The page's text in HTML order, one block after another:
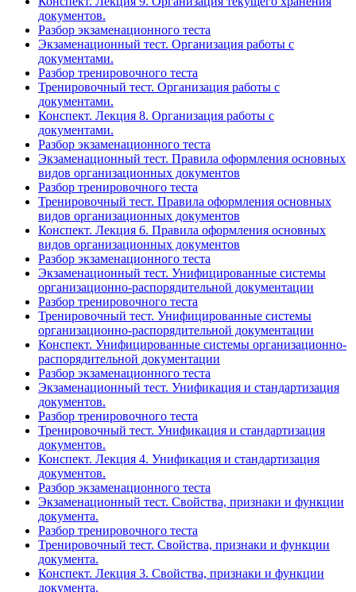
документов.
Разбор экзаменационного теста
Экзаменационный тест. Организация работы с
документами.
Разбор тренировочного теста
Тренировочный тест. Организация работы с
документами.
Конспект. Лекция 8. Организация работы с
документами.
Разбор экзаменационного теста
Экзаменационный тест. Правила оформления основных
видов организационных документов
Разбор тренировочного теста
Тренировочный тест. Правила оформления основных
видов организационных документов
Конспект. Лекция 6. Правила оформления основных
видов организационных документов
Разбор экзаменационного теста
Экзаменационный тест. Унифицированные системы
организационно-распорядительной документации
Разбор тренировочного теста
Тренировочный тест. Унифицированные системы
организационно-распорядительной документации
Конспект. Унифицированные системы организационно-
распорядительной документации
Разбор экзаменационного теста
Экзаменационный тест. Унификация и стандартизация
документов.
Разбор тренировочного теста
Тренировочный тест. Унификация и стандартизация
документов.
Конспект. Лекция 4. Унификация и стандартизация
документов.
Разбор экзаменационного теста
Экзаменационный тест. Свойства, признаки и функции
документа.
Разбор тренировочного теста
Тренировочный тест. Свойства, признаки и функции
документа.
Конспект. Лекция 3. Свойства, признаки и функции
документа.